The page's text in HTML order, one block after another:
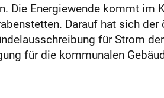
Die Energiewende kommt
Darauf hat sich
für Strom
für die kommunalen